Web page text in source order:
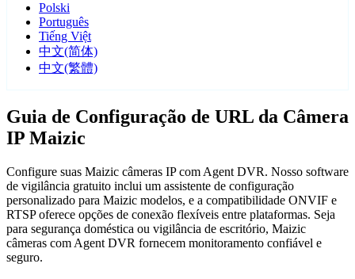
Polski
Português
Tiếng Việt
中文(简体)
中文(繁體)
Guia de Configuração de URL da Câmera
IP Maizic
Configure suas Maizic câmeras IP com Agent DVR. Nosso software
de vigilância gratuito inclui um assistente de configuração
personalizado para Maizic modelos, e a compatibilidade ONVIF e
RTSP oferece opções de conexão flexíveis entre plataformas. Seja
para segurança doméstica ou vigilância de escritório, Maizic
câmeras com Agent DVR fornecem monitoramento confiável e
seguro.